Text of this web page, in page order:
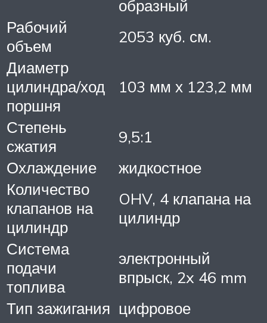
образный
Рабочий
объем
2053 куб. см.
Диаметр
цилиндра/ход
поршня
103 мм х 123,2 мм
Степень
сжатия
9,5:1
Охлаждение
жидкостное
Количество
клапанов на
цилиндр
OHV, 4 клапана на
цилиндр
Система
подачи
топлива
электронный
впрыск, 2x 46 mm
Тип зажигания цифровое